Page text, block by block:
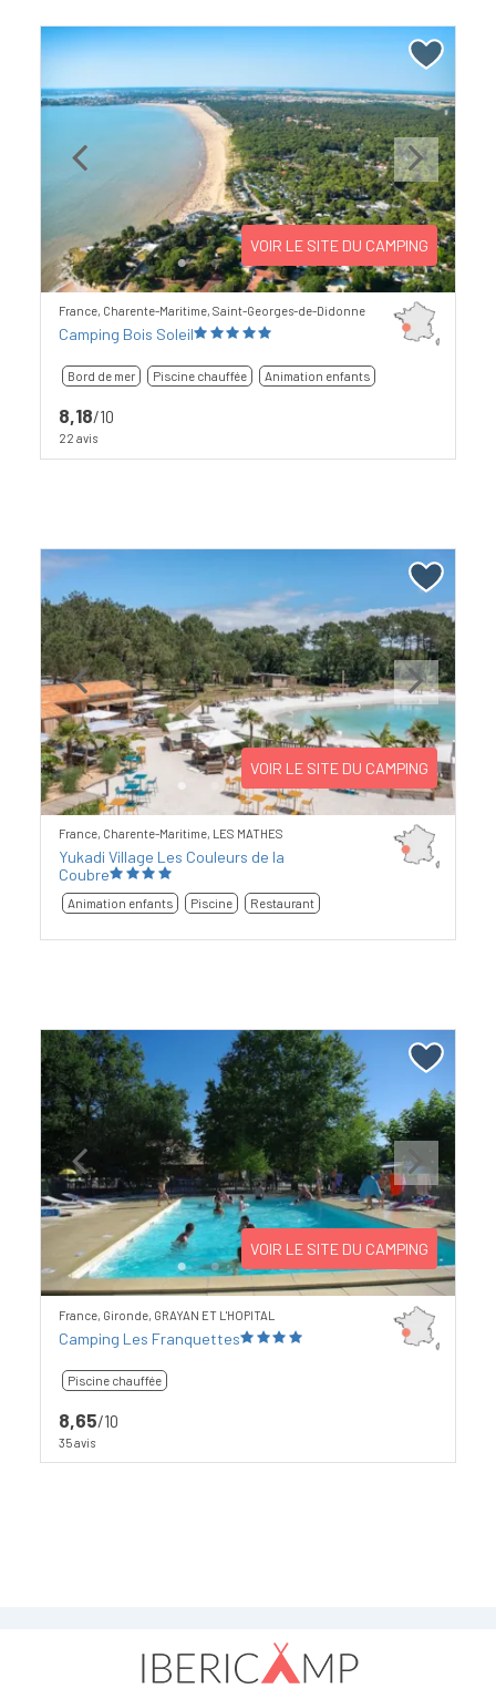
Next
VOIR LE SITE DU CAMPING
France, Charente-Maritime, Saint-Georges-de-Didonne
Camping Bois Soleil
Bord de mer Piscine chauffée Animation enfants
8,18/10
22 avis
Previous Next
VOIR LE SITE DU CAMPING
France, Charente-Maritime, LES MATHES
Yukadi Village Les Couleurs de la
Coubre
Animation enfants Piscine Restaurant
Previous Next
VOIR LE SITE DU CAMPING
France, Gironde, GRAYAN ET L'HOPITAL
Camping Les Franquettes
Piscine chauffée
8,65/10
35 avis